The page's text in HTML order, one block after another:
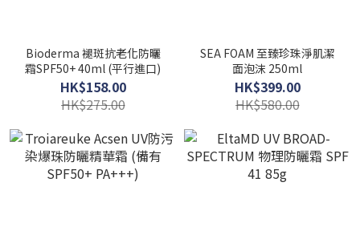
Bioderma 褪斑抗老化防曬
霜SPF50+ 40ml (平行進口)
HK$158.00
HK$275.00
SEA FOAM 至臻珍珠淨肌潔
面泡沫 250ml
HK$399.00
HK$580.00